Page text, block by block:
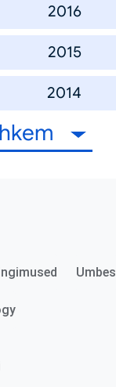
2016
2015
2014
Umbes